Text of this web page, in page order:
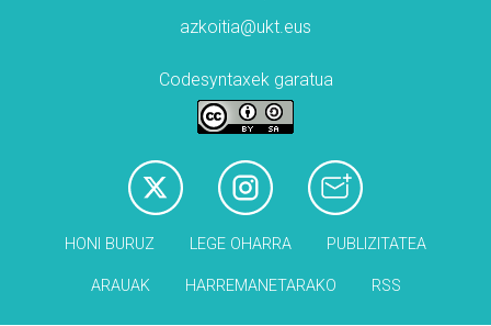
azkoitia@ukt.eus
Codesyntaxek garatua
HONI BURUZ LEGE OHARRA PUBLIZITATEA
ARAUAK HARREMANETARAKO RSS